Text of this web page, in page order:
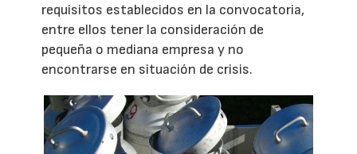
requisitos establecidos en la convocatoria,
entre ellos tener la consideración de
pequeña o mediana empresa y no
encontrarse en situación de crisis.